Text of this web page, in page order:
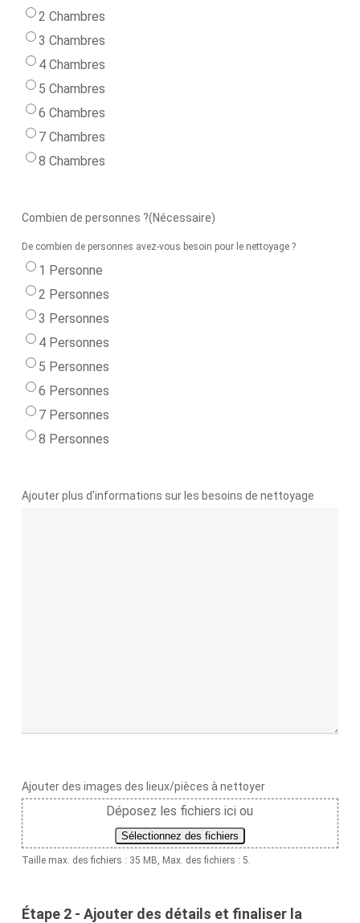
2 Chambres
3 Chambres
4 Chambres
5 Chambres
6 Chambres
7 Chambres
8 Chambres
Combien de personnes ?(Nécessaire)
De combien de personnes avez-vous besoin pour le nettoyage ?
1 Personne
2 Personnes
3 Personnes
4 Personnes
5 Personnes
6 Personnes
7 Personnes
8 Personnes
Ajouter plus d'informations sur les besoins de nettoyage
Ajouter des images des lieux/pièces à nettoyer
Déposez les fichiers ici ou
Sélectionnez des fichiers
Taille max. des fichiers : 35 MB, Max. des fichiers : 5.
Étape 2 - Ajouter des détails et finaliser la